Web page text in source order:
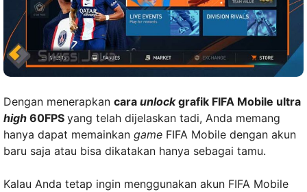
Dengan menerapkan cara unlockgrafik FIFA Mobile ultra
high 60FPS yang telah dijelaskan tadi, Anda memang
hanya dapat memainkan game FIFA Mobile dengan akun
baru saja atau bisa dikatakan hanya sebagai tamu.
Kalau Anda tetap ingin menggunakan akun FIFA Mobile